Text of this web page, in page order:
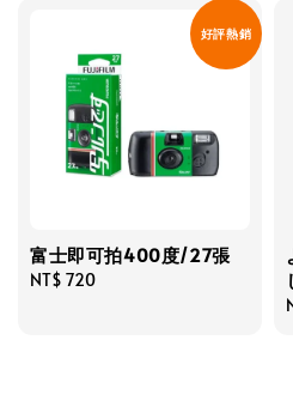
好評熱銷
富士即可拍400度/27張
Regular
NT$ 720